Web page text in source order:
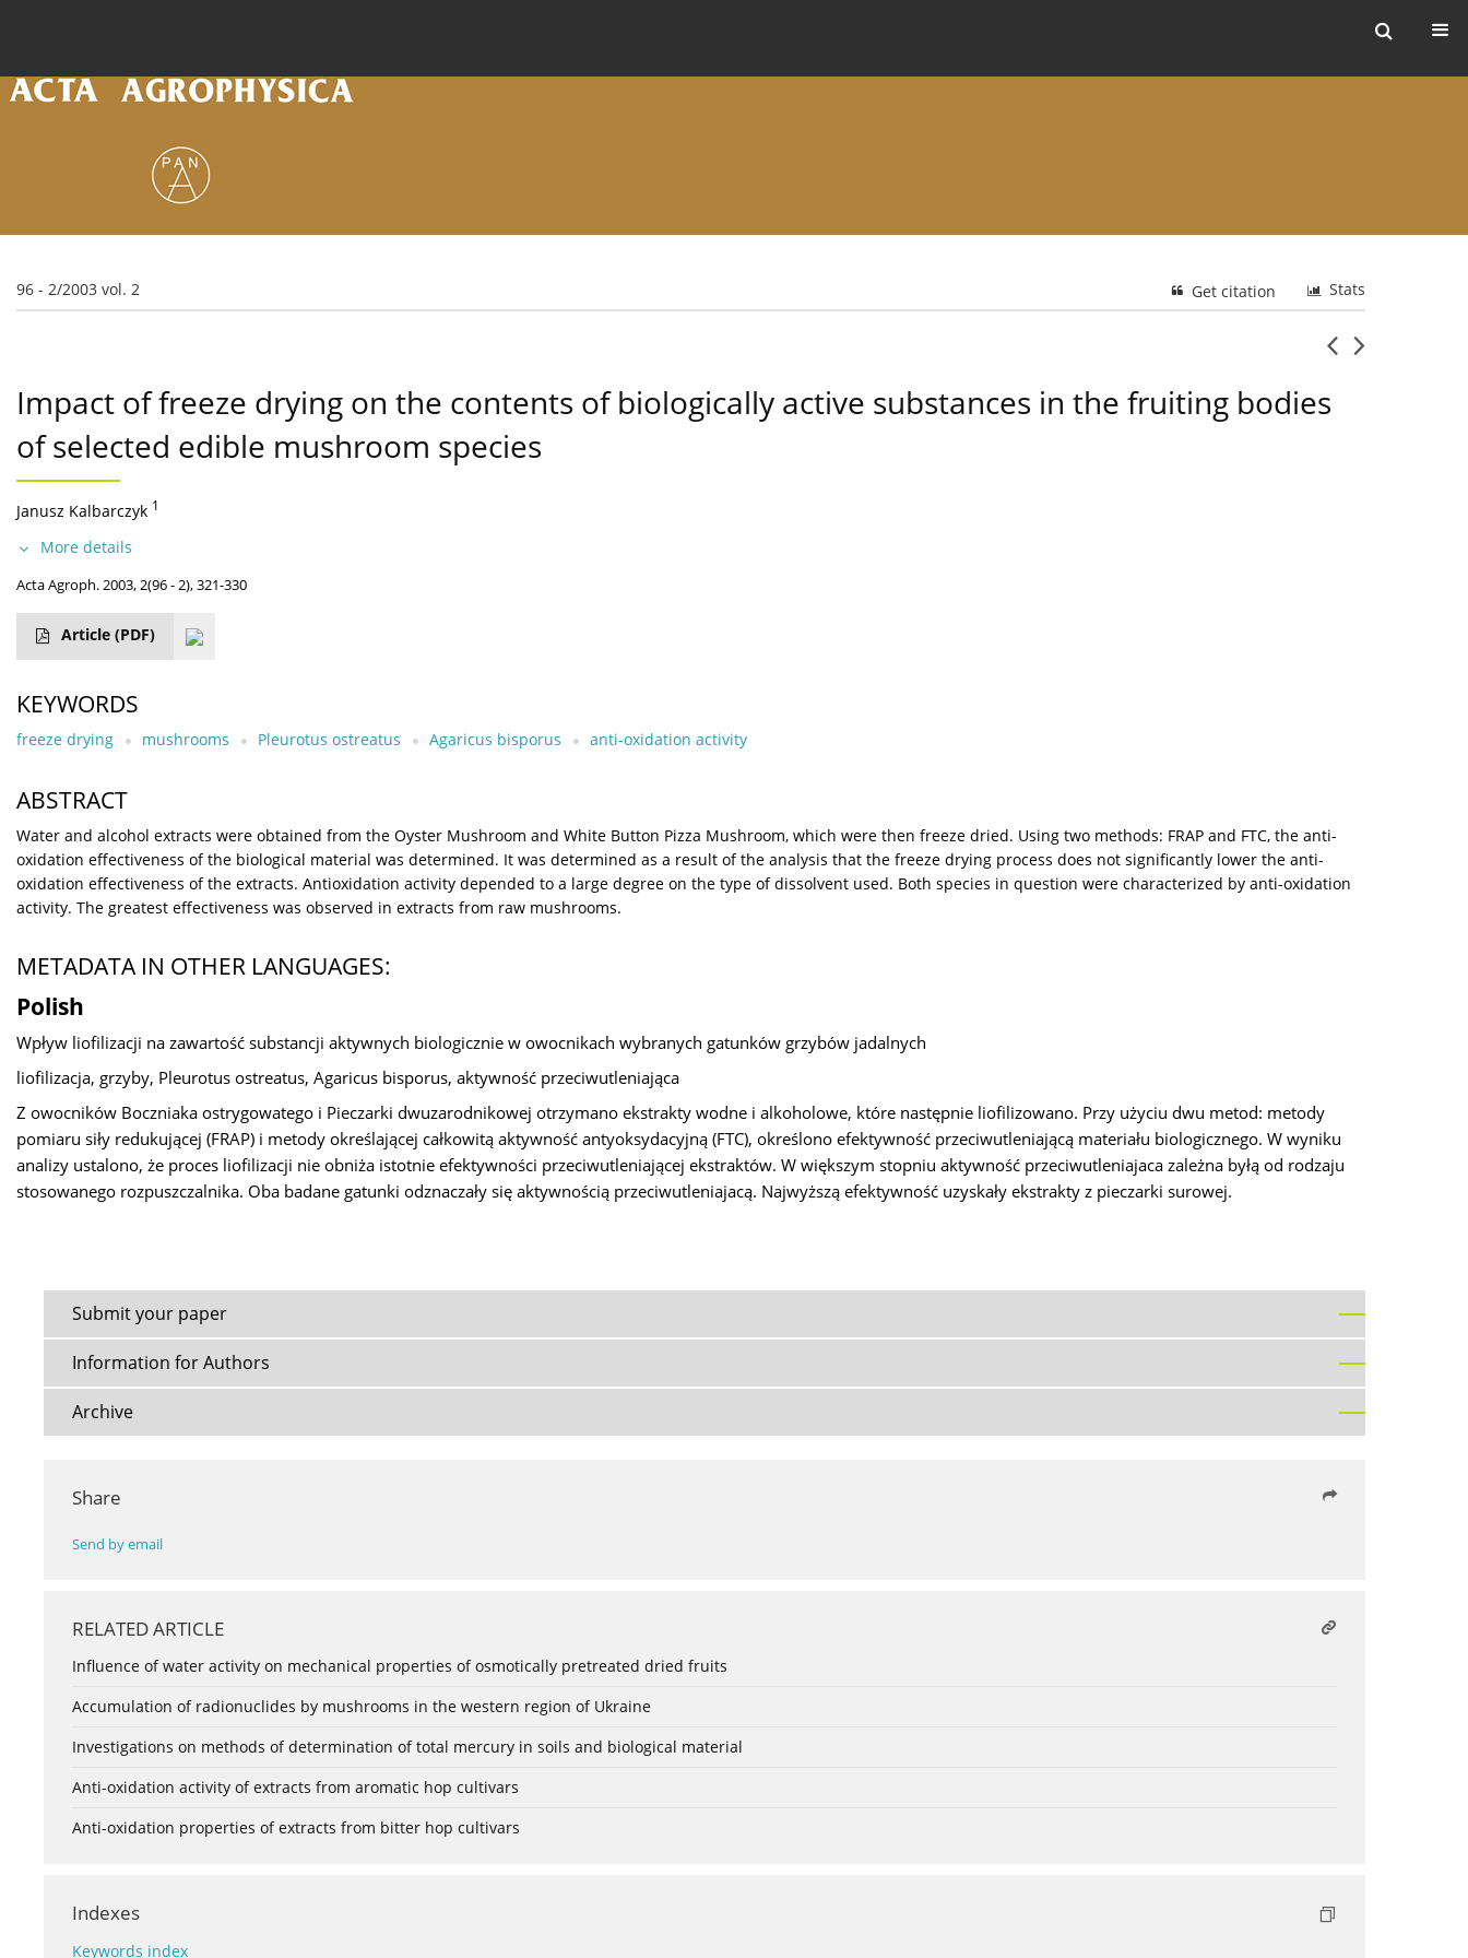
96 - 2/2003 vol. 2 Stats
Get citation
Impact of freeze drying on the contents of biologically active substances in the fruiting bodies
of selected edible mushroom species
Janusz Kalbarczyk 1
More details
Acta Agroph. 2003, 2(96 - 2), 321-330
Article (PDF)
KEYWORDS
freeze drying mushrooms Pleurotus ostreatus Agaricus bisporus anti-oxidation activity
ABSTRACT
Water and alcohol extracts were obtained from the Oyster Mushroom and White Button Pizza Mushroom, which were then freeze dried. Using two methods: FRAP and FTC, the anti-
oxidation effectiveness of the biological material was determined. It was determined as a result of the analysis that the freeze drying process does not significantly lower the anti-
oxidation effectiveness of the extracts. Antioxidation activity depended to a large degree on the type of dissolvent used. Both species in question were characterized by anti-oxidation
activity. The greatest effectiveness was observed in extracts from raw mushrooms.
METADATA IN OTHER LANGUAGES:
Polish
Wpływ liofilizacji na zawartość substancji aktywnych biologicznie w owocnikach wybranych gatunków grzybów jadalnych
liofilizacja, grzyby, Pleurotus ostreatus, Agaricus bisporus, aktywność przeciwutleniająca
Z owocników Boczniaka ostrygowatego i Pieczarki dwuzarodnikowej otrzymano ekstrakty wodne i alkoholowe, które następnie liofilizowano. Przy użyciu dwu metod: metody
pomiaru siły redukującej (FRAP) i metody określającej całkowitą aktywność antyoksydacyjną (FTC), określono efektywność przeciwutleniającą materiału biologicznego. W wyniku
analizy ustalono, że proces liofilizacji nie obniża istotnie efektywności przeciwutleniającej ekstraktów. W większym stopniu aktywność przeciwutleniajaca zależna byłą od rodzaju
stosowanego rozpuszczalnika. Oba badane gatunki odznaczały się aktywnością przeciwutleniajacą. Najwyższą efektywność uzyskały ekstrakty z pieczarki surowej.
Submit your paper
Information for Authors
Archive
Share
Send by email
RELATED ARTICLE
Influence of water activity on mechanical properties of osmotically pretreated dried fruits
Accumulation of radionuclides by mushrooms in the western region of Ukraine
Investigations on methods of determination of total mercury in soils and biological material
Anti-oxidation activity of extracts from aromatic hop cultivars
Anti-oxidation properties of extracts from bitter hop cultivars
Indexes
Keywords index